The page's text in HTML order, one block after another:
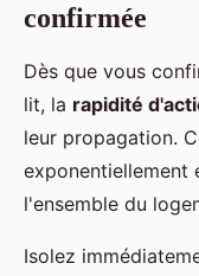
confirmée
Dès que vous
lit, la rapidité
leur propagation.
exponentiellement
l'ensemble du
Isolez